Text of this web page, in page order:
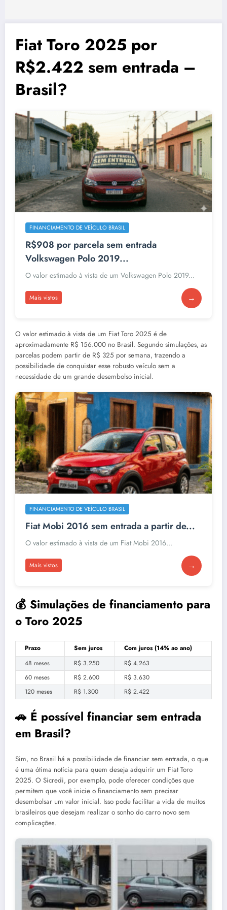
Fiat Toro 2025 por
R$2.422 sem entrada –
Brasil?
FINANCIAMENTO DE VEÍCULO BRASIL
R$908 por parcela sem entrada
Volkswagen Polo 2019...
O valor estimado à vista de um Volkswagen Polo 2019...
Mais vistos →
O valor estimado à vista de um Fiat Toro 2025 é de
aproximadamente R$ 156.000 no Brasil. Segundo simulações, as
parcelas podem partir de R$ 325 por semana, trazendo a
possibilidade de conquistar esse robusto veículo sem a
necessidade de um grande desembolso inicial.
FINANCIAMENTO DE VEÍCULO BRASIL
Fiat Mobi 2016 sem entrada a partir de...
O valor estimado à vista de um Fiat Mobi 2016...
Mais vistos →
💰 Simulações de financiamento para
o Toro 2025
Prazo Sem juros
Com juros (14% ao ano)
48 meses
R$ 3.250
R$ 4.263
60 meses
R$ 2.600
R$ 3.630
120 meses
R$ 1.300 R$ 2.422
🚗 É possível financiar sem entrada
em Brasil?
Sim, no Brasil há a possibilidade de financiar sem entrada, o que
é uma ótima notícia para quem deseja adquirir um Fiat Toro
2025. O Sicredi, por exemplo, pode oferecer condições que
permitem que você inicie o financiamento sem precisar
desembolsar um valor inicial. Isso pode facilitar a vida de muitos
brasileiros que desejam realizar o sonho do carro novo sem
complicações.